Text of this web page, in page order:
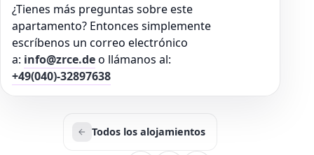
¿Tienes más preguntas sobre este
apartamento? Entonces simplemente
escríbenos un correo electrónico
a: info@zrce.deo llámanos al:
+49(040)-32897638
Todos los alojamientos